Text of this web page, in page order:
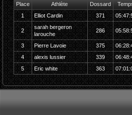
Place Athlète Dossard
1
Elliot Cardin 371
2
sarah bergeron
larouche
286
3 Pierre Lavoie 375
4
alexis lussier 339
5
Eric white 363